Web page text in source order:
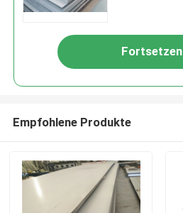
Fortsetzen
Empfohlene Produkte